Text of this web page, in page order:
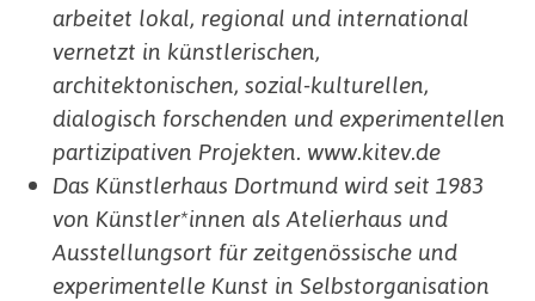
arbeitet lokal, regional und international
vernetzt in künstlerischen,
architektonischen, sozial-kulturellen,
dialogisch forschenden und experimentellen
partizipativen Projekten. www.kitev.de
Das Künstlerhaus Dortmund wird seit 1983
von Künstler*innen als Atelierhaus und
Ausstellungsort für zeitgenössische und
experimentelle Kunst in Selbstorganisation